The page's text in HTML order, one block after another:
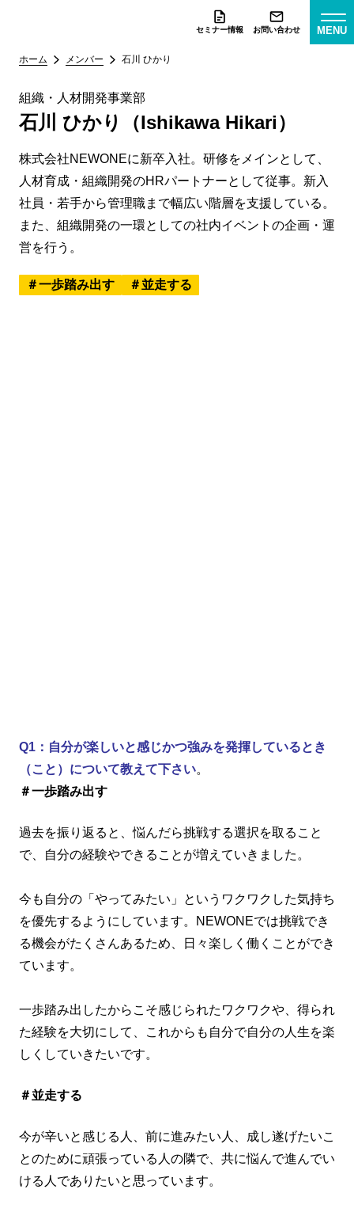
セミナー情報 お問い合わせ MENU
ホーム メンバー 石川 ひかり
組織・人材開発事業部
石川 ひかり（Ishikawa Hikari）
株式会社NEWONEに新卒入社。研修をメインとして、
人材育成・組織開発のHRパートナーとして従事。新入
社員・若手から管理職まで幅広い階層を支援している。
また、組織開発の一環としての社内イベントの企画・運
営を行う。
一歩踏み出す 並走する
Q1：自分が楽しいと感じかつ強みを発揮しているとき
（こと）について教えて下さい。
＃一歩踏み出す
過去を振り返ると、悩んだら挑戦する選択を取ること
で、自分の経験やできることが増えていきました。
今も自分の「やってみたい」というワクワクした気持ち
を優先するようにしています。NEWONEでは挑戦でき
る機会がたくさんあるため、日々楽しく働くことができ
ています。
一歩踏み出したからこそ感じられたワクワクや、得られ
た経験を大切にして、これからも自分で自分の人生を楽
しくしていきたいです。
＃並走する
今が辛いと感じる人、前に進みたい人、成し遂げたいこ
とのために頑張っている人の隣で、共に悩んで進んでい
ける人でありたいと思っています。